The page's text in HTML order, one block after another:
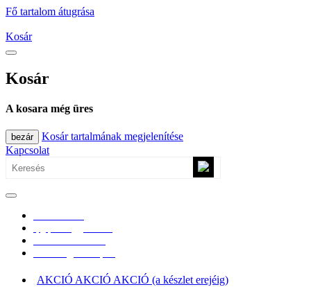
Fő tartalom átugrása
Kosár
Kosár
A kosara még üres
bezár
Kosár tartalmának megjelenítése
Kapcsolat
AKCIÓ AKCIÓ AKCIÓ (a készlet erejéig)